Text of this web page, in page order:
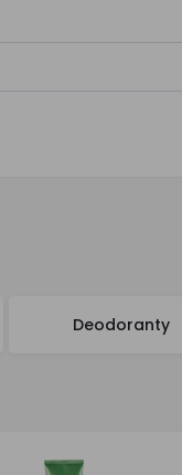
Deodoranty